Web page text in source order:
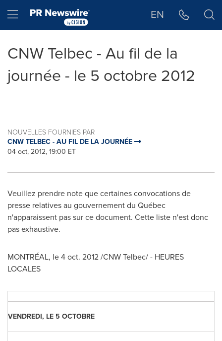
Hamburger menu EN
CNW Telbec - Au fil de la
journée - le 5 octobre 2012
NOUVELLES FOURNIES PAR
CNW TELBEC - AU FIL DE LA JOURNÉE
04 oct, 2012, 19:00 ET
Veuillez prendre note que certaines convocations de
presse relatives au gouvernement du Québec
n'apparaissent pas sur ce document. Cette liste n'est donc
pas exhaustive.
MONTRÉAL, le4 oct. 2012/CNW Telbec/ - HEURES
LOCALES
VENDREDI, LE 5 OCTOBRE